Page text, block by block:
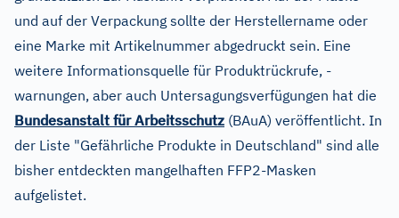
und auf der Verpackung sollte der Herstellername oder
eine Marke mit Artikelnummer abgedruckt sein. Eine
weitere Informationsquelle für Produktrückrufe, -
warnungen, aber auch Untersagungsverfügungen hat die
Bundesanstalt für Arbeitsschutz (BAuA) veröffentlicht. In
der Liste "Gefährliche Produkte in Deutschland" sind alle
bisher entdeckten mangelhaften FFP2-Masken
aufgelistet.